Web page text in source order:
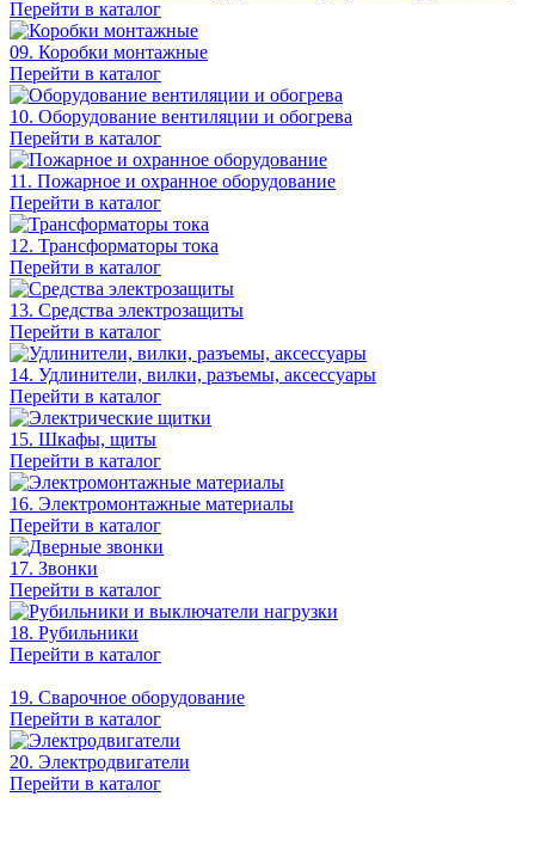
Перейти в каталог
09. Коробки монтажные
Перейти в каталог
10. Оборудование вентиляции и обогрева
Перейти в каталог
11. Пожарное и охранное оборудование
Перейти в каталог
12. Трансформаторы тока
Перейти в каталог
13. Средства электрозащиты
Перейти в каталог
14. Удлинители, вилки, разъемы, аксессуары
Перейти в каталог
15. Шкафы, щиты
Перейти в каталог
16. Электромонтажные материалы
Перейти в каталог
17. Звонки
Перейти в каталог
18. Рубильники
Перейти в каталог
19. Сварочное оборудование
Перейти в каталог
20. Электродвигатели
Перейти в каталог